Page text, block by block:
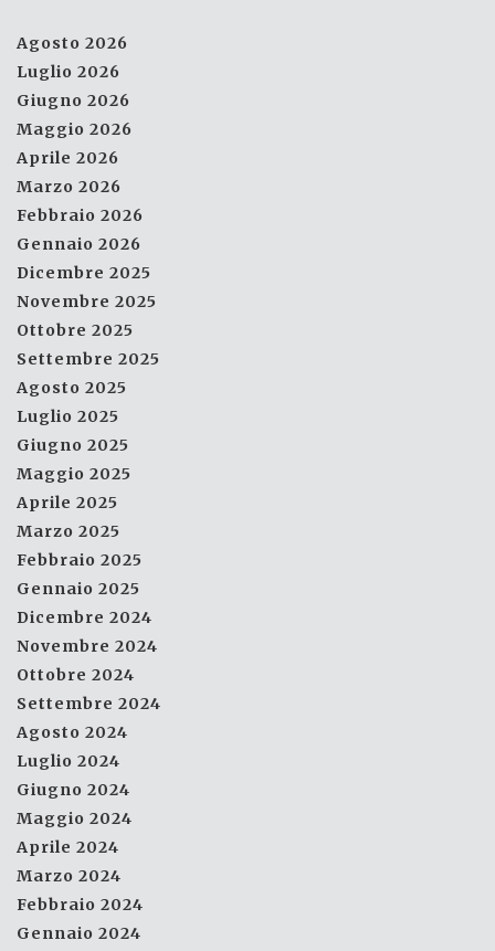
Agosto 2026
Luglio 2026
Giugno 2026
Maggio 2026
Aprile 2026
Marzo 2026
Febbraio 2026
Gennaio 2026
Dicembre 2025
Novembre 2025
Ottobre 2025
Settembre 2025
Agosto 2025
Luglio 2025
Giugno 2025
Maggio 2025
Aprile 2025
Marzo 2025
Febbraio 2025
Gennaio 2025
Dicembre 2024
Novembre 2024
Ottobre 2024
Settembre 2024
Agosto 2024
Luglio 2024
Giugno 2024
Maggio 2024
Aprile 2024
Marzo 2024
Febbraio 2024
Gennaio 2024